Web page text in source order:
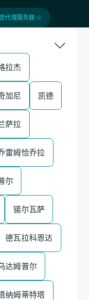
代理服务器
拉杰
加尼 凯德
萨拉
雷姆恰乔拉
尔
锡尔瓦萨
德瓦拉科恩达
达姆普尔
纳姆蒂特塔